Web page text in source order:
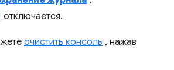
отключается.
очистить консоль , нажав